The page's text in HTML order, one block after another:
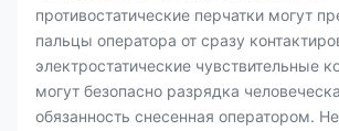
противостатические перчатки могут
пальцы оператора от сразу
электростатические чувствительные
могут безопасно разрядка
обязанность снесенная оператором.